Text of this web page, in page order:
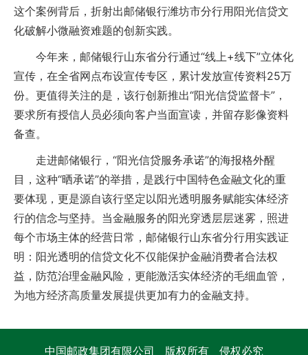
这个案例背后，折射出邮储银行潍坊市分行用阳光信贷文
化破解小微融资难题的创新实践。
今年来，邮储银行山东省分行通过“线上+线下”立体化
宣传，在全省网点布设宣传专区，累计发放宣传资料25万
份。更值得关注的是，该行创新推出“阳光信贷监督卡”，
要求所有授信人员必须向客户当面宣读，并留存影像资料
备查。
走进邮储银行，“阳光信贷服务承诺”的海报格外醒
目，这种“晒承诺”的举措，是践行中国特色金融文化的重
要体现，更是源自该行坚定以阳光透明服务赋能实体经济
行的信念与坚持。当金融服务的阳光穿透层层迷雾，照进
每个市场主体的经营日常，邮储银行山东省分行用实践证
明：阳光透明的信贷文化不仅能保护金融消费者合法权
益，防范治理金融风险，更能激活实体经济的毛细血管，
为地方经济高质量发展提供更加有力的金融支持。
中国邮政集团有限公司 版权所有 侵权必究